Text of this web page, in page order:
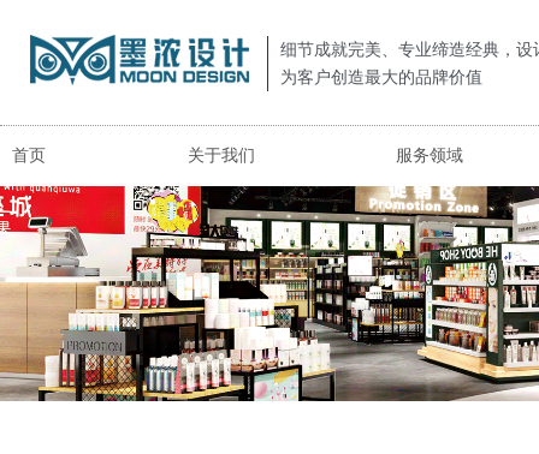
细节成就完美、专业缔造经典，设
为客户创造最大的品牌价值
首页 关于我们 服务领域